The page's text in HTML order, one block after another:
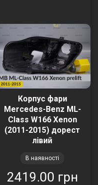
Корпус фари
Mercedes-Benz ML-
Class W166 Xenon
(2011-2015) дорест
лівий
В наявності
2419.00 грн